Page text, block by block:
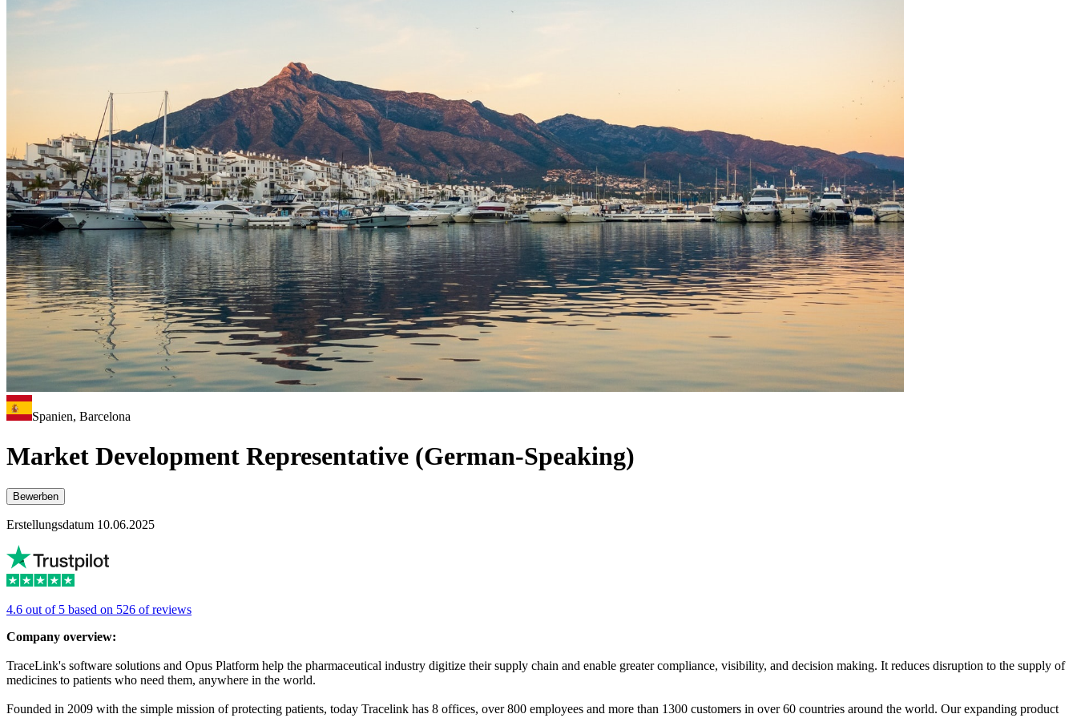
Spanien, Barcelona
Market Development Representative (German-Speaking)
Bewerben
Erstellungsdatum 10.06.2025
4.6 out of 5 based on 526 of reviews
Company overview:
TraceLink's software solutions and Opus Platform help the pharmaceutical industry digitize their supply chain and enable greater compliance, visibility, and decision making. It reduces disruption to the supply of
medicines to patients who need them, anywhere in the world.
Founded in 2009 with the simple mission of protecting patients, today Tracelink has 8 offices, over 800 employees and more than 1300 customers in over 60 countries around the world. Our expanding product